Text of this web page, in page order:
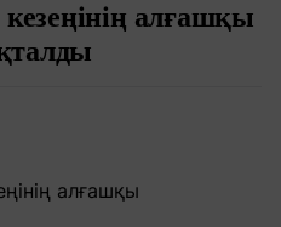
алғашқы